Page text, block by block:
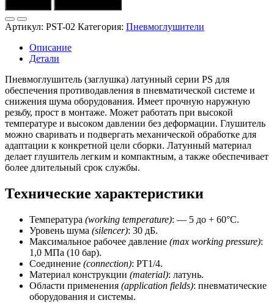
Пневмоглушитель
PST-
02
(PT1/4)
CSNSP
Артикул: PST-02 Категория: Пневмоглушители
Описание
Детали
Пневмоглушитель (заглушка) латунный серии PS для
обеспечения противодавления в пневматической системе и
снижения шума оборудования. Имеет прочную наружную
резьбу, прост в монтаже. Может работать при высокой
температуре и высоком давлении без деформации. Глушитель
можно сваривать и подвергать механической обработке для
адаптации к конкретной цели сборки. Латунный материал
делает глушитель легким и компактным, а также обеспечивает
более длительный срок службы.
Технические характеристики
Температура (working temperature): — 5 до + 60°C.
Уровень шума (silencer): 30 дБ.
Максимальное рабочее давление (max working pressure):
1,0 МПа (10 бар).
Соединение (connection): РТ1/4.
Материал конструкции (material): латунь.
Области применения (application fields): пневматические
оборудования и системы.